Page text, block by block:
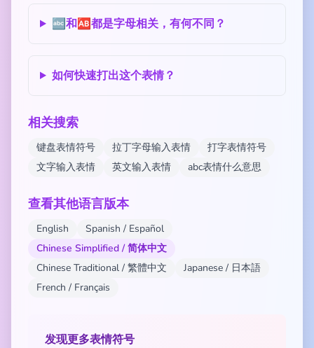
🔤和🆎都是字母相关，有何不同？
如何快速打出这个表情？
相关搜索
键盘表情符号 拉丁字母输入表情
打字表情符号
文字输入表情
英文输入表情 abc表情什么意思
查看其他语言版本
English
Spanish / Español
Chinese Simplified / 简体中文
Chinese Traditional / 繁體中文
Japanese / 日本語
French / Français
发现更多表情符号